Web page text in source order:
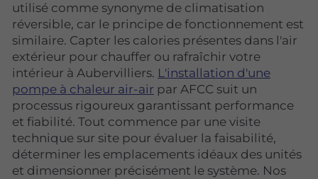
utilisé comme synonyme de climatisation
réversible, car le principe de fonctionnement est
similaire. Capter les calories présentes dans l'air
extérieur pour chauffer ou rafraîchir votre
intérieur à Aubervilliers. L'installation d'une
pompe à chaleur air-air par AFCC suit un
processus rigoureux garantissant performance
et fiabilité. Tout commence par une visite
technique sur site pour évaluer la faisabilité,
déterminer les emplacements idéaux des unités
et dimensionner précisément le système. Nos